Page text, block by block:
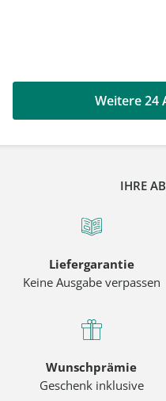
Weitere 24
IHRE
Liefergarantie
Keine Ausgabe verpassen
Wunschprämie
Geschenk inklusive